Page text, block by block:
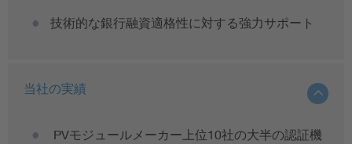
技術的な銀行融資適格性に対する強力サポート
当社の実績
PVモジュールメーカー上位10社の大半の認証機